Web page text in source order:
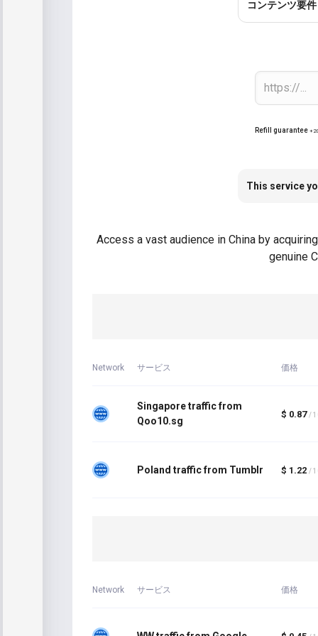
コンテンツ要件
Refill guarantee
This service
Access a vast audience in China by
genuine
Network サービス 価格
Singapore traffic from
Qoo10.sg
$ 0.87 /
Poland traffic from Tumblr $ 1.22 /
Network サービス 価格